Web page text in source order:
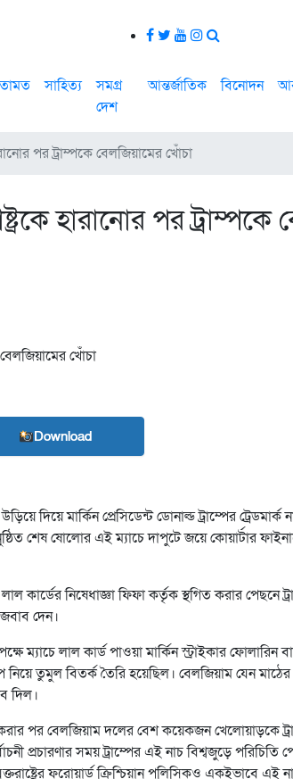
সাহিত্য
সমগ্র
দেশ
আন্তর্জাতিক বিনোদন
পর ট্রাম্পকে বেলজিয়ামের খোঁচা
হারানোর পর ট্রাম্পকে
Download
দিয়ে মার্কিন প্রেসিডেন্ট ডোনাল্ড ট্রাম্পের
শেষ ষোলোর এই ম্যাচে দাপুটে জয়ে কোয়ার্টার
কার্ডের নিষেধাজ্ঞা ফিফা কর্তৃক স্থগিত করার পেছনে
দেন।
ম্যাচে লাল কার্ড পাওয়া মার্কিন স্ট্রাইকার ফোলারিন
নিয়ে তুমুল বিতর্ক তৈরি হয়েছিল। বেলজিয়াম যেন
দিল।
পর বেলজিয়াম দলের বেশ কয়েকজন খেলোয়াড়কে
প্রচারণার সময় ট্রাম্পের এই নাচ বিশ্বজুড়ে
ফরোয়ার্ড ক্রিশ্চিয়ান পুলিসিকও একইভাবে এই